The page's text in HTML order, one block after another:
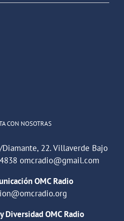
CON NOSOTRAS
Diamante, 22. Villaverde Bajo
omcradio@gmail.com
OMC Radio
Diversidad OMC Radio